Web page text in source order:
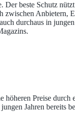
beste Schutz
zwischen Anbietern,
durchaus in
Preise durch
Jahren bereits